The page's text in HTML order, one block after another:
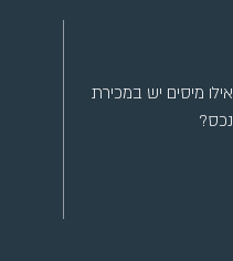
אילו מיסים יש במכירת
נכס?